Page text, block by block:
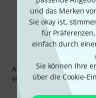
und das Merken
Sie okay ist,
für
einfach durch
Sie können Ihre
über die Cookie-
Abonniere den
etwas Glück einen von
Inspirierende